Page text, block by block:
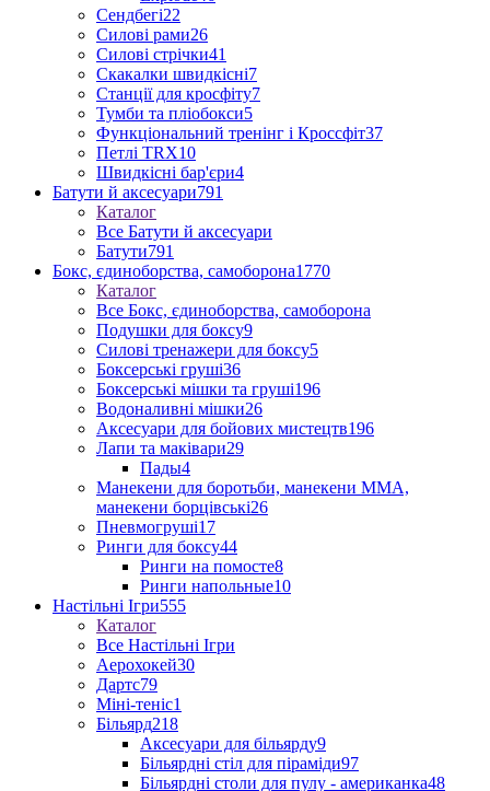
Сендбегі22
Силові рами26
Силові стрічки41
Скакалки швидкісні7
Станції для кросфіту7
Тумби та пліобокси5
Функціональний тренінг і Кроссфіт37
Петлі TRX10
Швидкісні бар'єри4
Батути й аксесуари791
Каталог
Все Батути й аксесуари
Батути791
Бокс, єдиноборства, самоборона1770
Каталог
Все Бокс, єдиноборства, самоборона
Подушки для боксу9
Силові тренажери для боксу5
Боксерські груші36
Боксерські мішки та груші196
Водоналивні мішки26
Аксесуари для бойових мистецтв196
Лапи та маківари29
Пады4
Манекени для боротьби, манекени ММА,
манекени борцівські26
Пневмогруші17
Ринги для боксу44
Ринги на помосте8
Ринги напольные10
Настільні Ігри555
Каталог
Все Настільні Ігри
Аерохокей30
Дартс79
Міні-теніс1
Більярд218
Аксесуари для більярду9
Більярдні стіл для піраміди97
Більярдні столи для пулу - американка48